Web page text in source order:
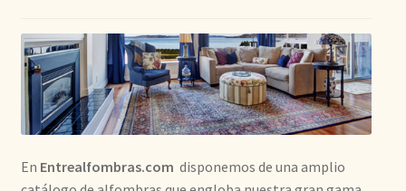
Modernas
Aubusson
Kilim
Redondas
En Entrealfombras.com disponemos de una amplio